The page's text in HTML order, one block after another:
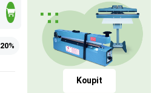
Koupit